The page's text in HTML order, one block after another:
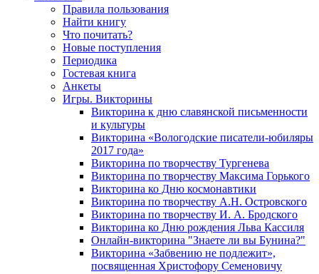
Правила пользования
Найти книгу
Что почитать?
Новые поступления
Периодика
Гостевая книга
Анкеты
Игры. Викторины
Викторина к дню славянской письменности
и культуры
Викторина «Вологодские писатели-юбиляры
2017 года»
Викторина по творчеству Тургенева
Викторина по творчеству Максима Горького
Викторина ко Дню космонавтики
Викторина по творчеству А.Н. Островского
Викторина по творчеству И. А. Бродского
Викторина ко Дню рождения Льва Кассиля
Онлайн-викторина "Знаете ли вы Бунина?"
Викторина «Забвению не подлежит»,
посвященная Христофору Семеновичу